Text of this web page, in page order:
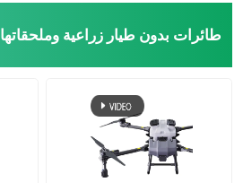
طائرات بدون طيار زراعية وملحقاتها